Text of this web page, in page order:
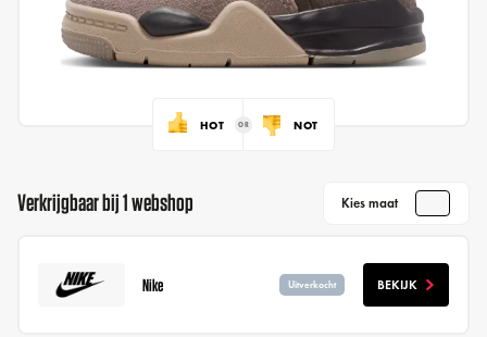
HOT NOT
Verkrijgbaar bij 1 webshop Kies maat
Nike Uitverkocht BEKIJK